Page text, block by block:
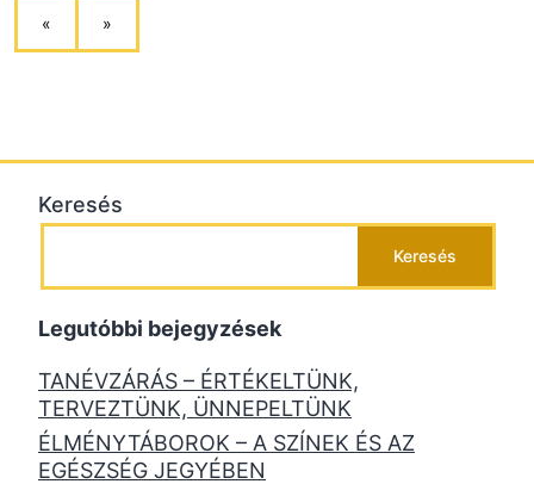
« »
Keresés
Keresés
Legutóbbi bejegyzések
TANÉVZÁRÁS – ÉRTÉKELTÜNK,
TERVEZTÜNK, ÜNNEPELTÜNK
ÉLMÉNYTÁBOROK – A SZÍNEK ÉS AZ
EGÉSZSÉG JEGYÉBEN